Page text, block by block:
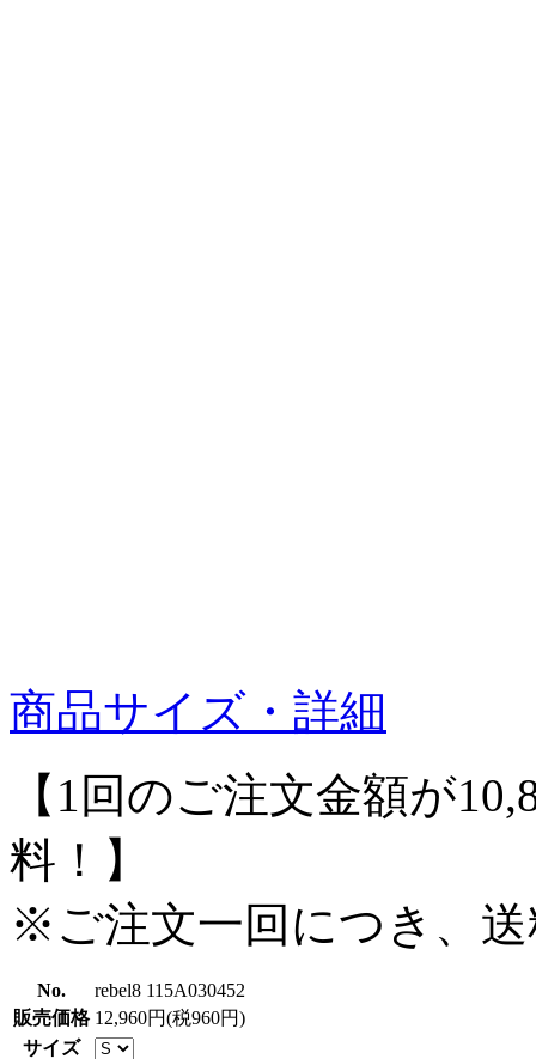
商品サイズ・詳細
【1回のご注文金額が
料！】
※ご注文一回につき、
No.
rebel8 115A030452
販売価格 12,960円(税960円)
サイズ